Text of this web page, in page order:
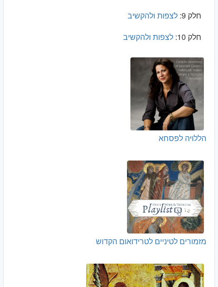
חלק 9:
לצפות ולהקשיב
חלק 10:
לצפות ולהקשיב
הללויה לפסחא
מזמורים לטיניים לטרידואום הקדוש